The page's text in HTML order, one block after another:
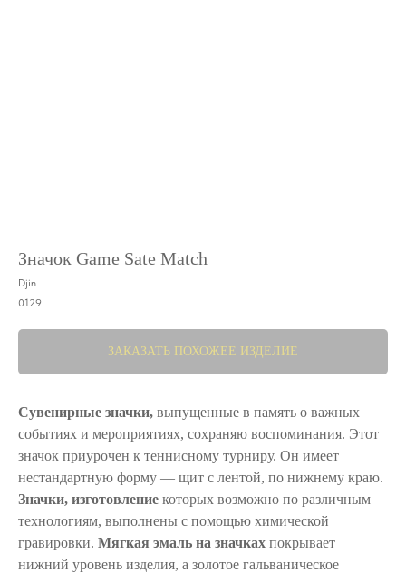
Значок Game Sate Match
Djin
0129
ЗАКАЗАТЬ ПОХОЖЕЕ ИЗДЕЛИЕ
Сувенирные значки, выпущенные в память о важных
событиях и мероприятиях, сохраняю воспоминания. Этот
значок приурочен к теннисному турниру. Он имеет
нестандартную форму ― щит с лентой, по нижнему краю.
Значки, изготовление которых возможно по различным
технологиям, выполнены с помощью химической
гравировки. Мягкая эмаль на значках покрывает
нижний уровень изделия, а золотое гальваническое